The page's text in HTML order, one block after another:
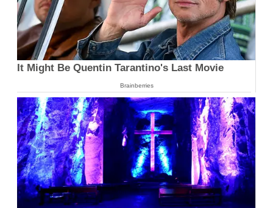
It Might Be Quentin Tarantino's Last Movie
Brainberries